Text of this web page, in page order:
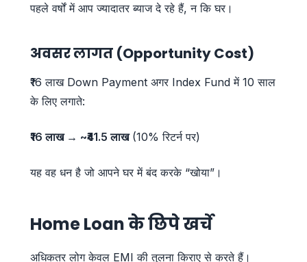
पहले वर्षों में आप ज्यादातर ब्याज दे रहे हैं, न कि घर।
अवसर लागत (Opportunity Cost)
₹16 लाख Down Payment अगर Index Fund में 10 साल
के लिए लगाते:
₹16 लाख → ~₹41.5 लाख(10% रिटर्न पर)
यह वह धन है जो आपने घर में बंद करके “खोया”।
Home Loan के छिपे खर्चे
अधिकतर लोग केवल EMI की तुलना किराए से करते हैं।